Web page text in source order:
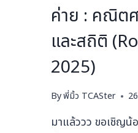
ค่าย : คณิต
และสถิติ
2025)
Byพี่มิ้ว TCASter
มาแล้ววว ขอเชิญน้